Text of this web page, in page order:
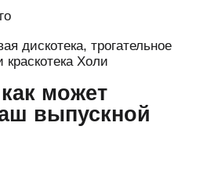
дискотека, трогательное
Холи
может
выпускной